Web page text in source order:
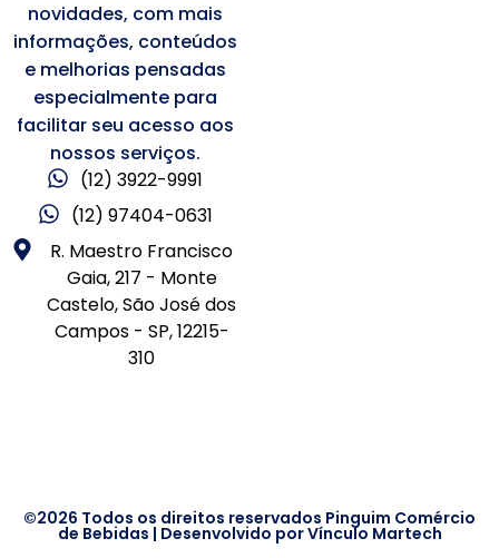
novidades, com mais
informações, conteúdos
e melhorias pensadas
especialmente para
facilitar seu acesso aos
nossos serviços.
(12) 3922-9991
(12) 97404-0631
R. Maestro Francisco
Gaia, 217 - Monte
Castelo, São José dos
Campos - SP, 12215-
310
©2026 Todos os direitos reservados Pinguim Comércio
de Bebidas | Desenvolvido porVínculo Martech